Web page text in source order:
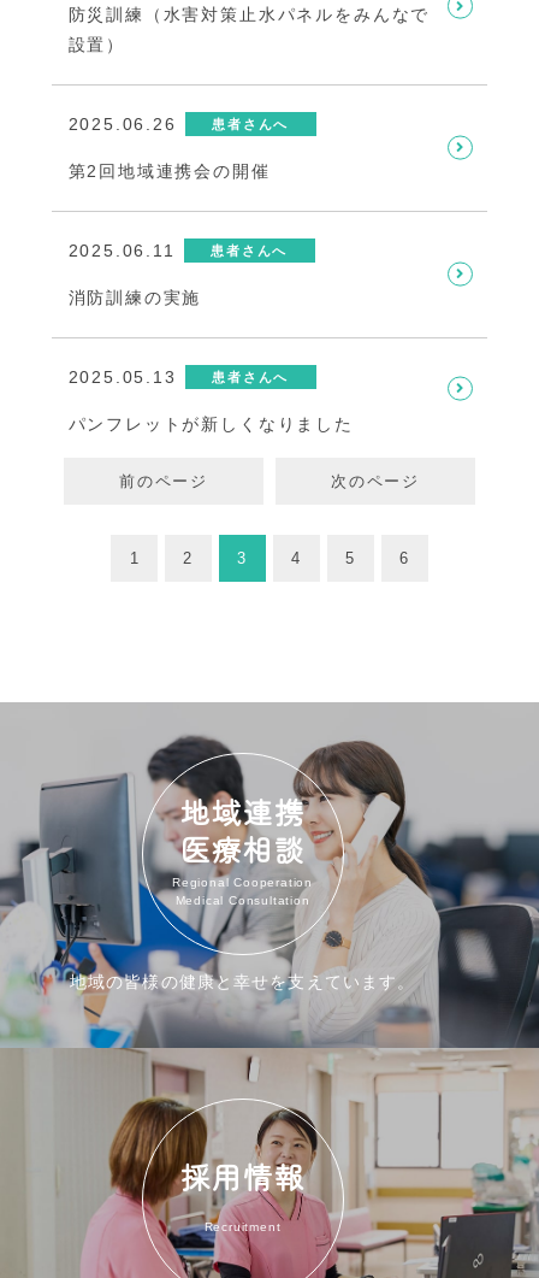
防災訓練（水害対策止水パネルをみんなで
設置）
2025.06.26 患者さんへ
第2回地域連携会の開催
2025.06.11 患者さんへ
消防訓練の実施
2025.05.13 患者さんへ
パンフレットが新しくなりました
前のページ 次のページ
1 2 3 4 5 6
地域連携
医療相談
Regional Cooperation
Medical Consultation
地域の皆様の健康と幸せを支えています。
採用情報
Recruitment